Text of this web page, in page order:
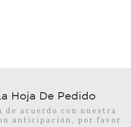
Hoja De Pedido
de acuerdo con nuestra
anticipación, por favor